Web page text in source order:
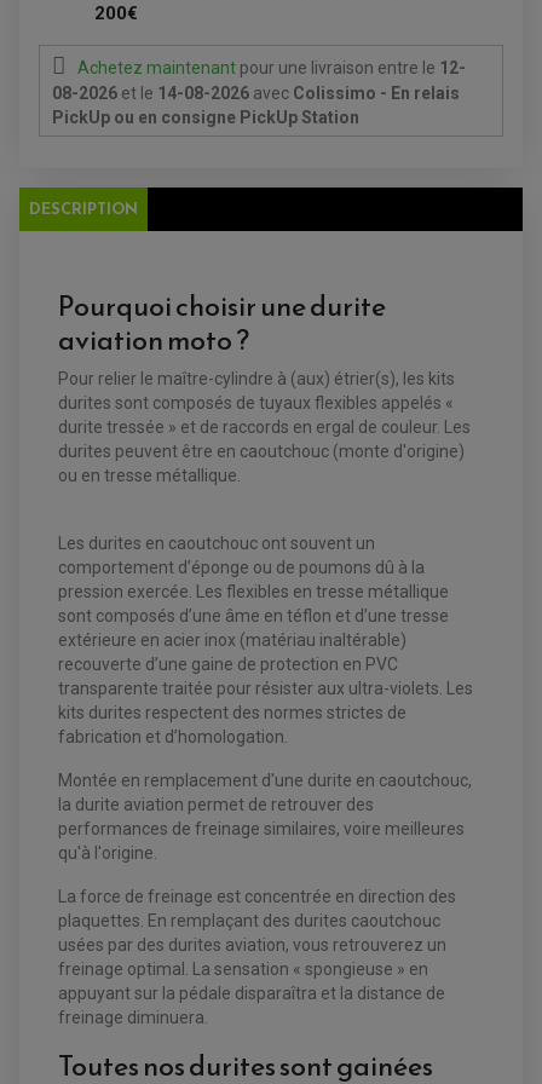
FEUX ADDITIONNELS
POMPE A ESSENCE
REDRESSEUR / REGULATEUR
ENTRETIEN MOTO
FILTRE A AIR
FILTRE A HUILE
FREINAGE
ACCESSOIRE + VISSERIE FREINAGE
PLAQUETTE DE FREIN
KIT DURITE DE FREIN
FREINAGE
DISQUE DE FREIN ARRIERE
PLAQUETTE DE FREIN AVANT
PLAQUETTE DE FREIN ARRIERE
MAÎTRE CYLINDRE
EQUIPEMENT ELECTRIQUE QUAD / SSV
ACCESSOIRES ELECTRIQUE QUAD / SSV
BOITIER CDI QUAD ET SSV
CHARGEUR DE BATTERIE QUAD / SSV
COMPTEUR QUAD / SSV
CONTACTEUR A CLÉ QUAD
DÉMARREUR
STATOR ET REDRESSEUR / REGULATEUR
VENTILATEUR DE RADIATEUR
EQUIPEMENT FREINAGE QUAD / SSV
KIT DURITE DE FREIN QUAD
KIT REPARATION MAÎTRE CYLINDRE QUAD / SSV
PLAQUETTES DE FREIN QUAD / SSV
HUILE ET PRODUIT D'ENTRETIEN QUAD
HUILE POUR QUAD
PRODUIT D'ENTRETIEN QUAD
MOUSSE
CHAMBRE À AIR
EQUIPEMENT FREINAGE MOTO CROSS ET
ENDURO
ACCESSOIRES FREINAGE
DISQUE DE FREIN ARRIÈRE
PLAQUETTE DE FREIN
200€
Achetez maintenant pour une livraison entre le 12-
08-2026 et le 14-08-2026 avec Colissimo - En relais
PickUp ou en consigne PickUp Station
DESCRIPTION
Pourquoi choisir une durite
aviation moto ?
Pour relier le maître-cylindre à (aux) étrier(s), les kits
durites sont composés de tuyaux flexibles appelés «
durite tressée » et de raccords en ergal de couleur. Les
durites peuvent être en caoutchouc (monte d'origine)
ou en tresse métallique.
Les durites en caoutchouc ont souvent un
comportement d’éponge ou de poumons dû à la
pression exercée. Les flexibles en tresse métallique
sont composés d’une âme en téflon et d’une tresse
extérieure en acier inox (matériau inaltérable)
recouverte d’une gaine de protection en PVC
transparente traitée pour résister aux ultra-violets. Les
kits durites respectent des normes strictes de
fabrication et d’homologation.
Montée en remplacement d'une durite en caoutchouc,
la durite aviation permet de retrouver des
performances de freinage similaires, voire meilleures
qu'à l'origine.
La force de freinage est concentrée en direction des
plaquettes. En remplaçant des durites caoutchouc
usées par des durites aviation, vous retrouverez un
freinage optimal. La sensation « spongieuse » en
appuyant sur la pédale disparaîtra et la distance de
freinage diminuera.
Toutes nos durites sont gainées